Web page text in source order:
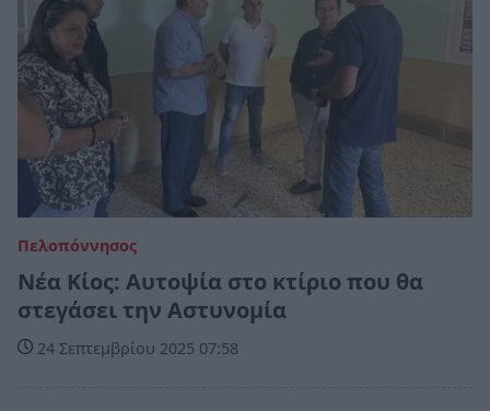
Πελοπόννησος
Νέα Κίος: Αυτοψία στο κτίριο που θα
στεγάσει την Αστυνομία
24 Σεπτεμβρίου 2025 07:58